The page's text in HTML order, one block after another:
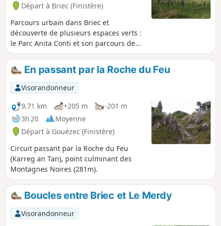
Départ à Briec (Finistère)
Parcours urbain dans Briec et
découverte de plusieurs espaces verts :
le Parc Anita Conti et son parcours de
santé et d'orientation, la future forêt
urbaine de 8,7 ha où 7 500 arbres sont
plantés depuis 2024. Le parcours
propose plusieurs bancs pour se
reposer et des espaces avec des jeux
pour enfants ainsi que des tables de
pique-nique.
En passant par la Roche du Feu
Visorandonneur
9,71 km
+205 m
-201 m
3h 20
Moyenne
Départ à Gouézec (Finistère)
Circuit passant par la Roche du Feu
(Karreg an Tan), point culminant des
Montagnes Noires (281m).
Boucles entre Briec et Le Merdy
Visorandonneur